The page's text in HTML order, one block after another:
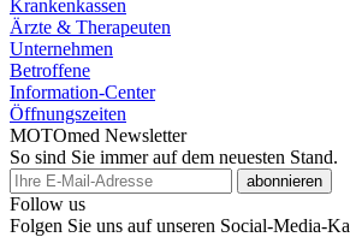
Krankenkassen
Ärzte & Therapeuten
Unternehmen
Betroffene
Information-Center
Öffnungszeiten
MOTOmed Newsletter
So sind Sie immer auf dem neuesten Stand.
abonnieren
Follow us
Folgen Sie uns auf unseren Social-Media-